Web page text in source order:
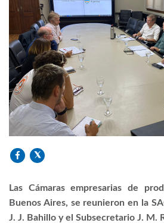
Las Cámaras empresarias de
Buenos Aires, se reunieron en la
J. J. Bahillo y el Subsecretario J. M.